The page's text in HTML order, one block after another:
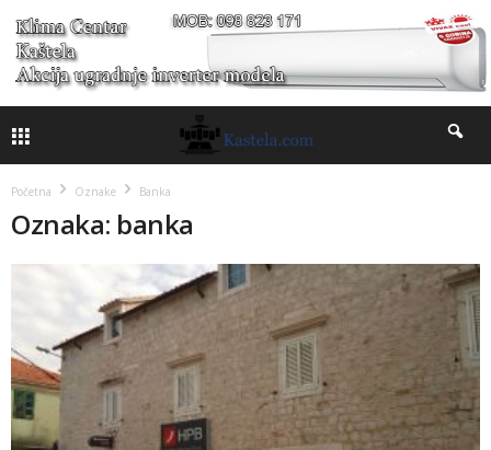
Početna Oznake Banka
Oznaka: banka